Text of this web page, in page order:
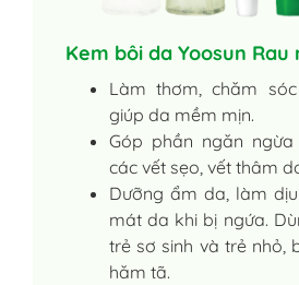
Kem bôi da Yoosun Rau
Làm thơm, chăm
giúp da mềm mịn.
Góp phần ngăn
các vết sẹo, vết thâm
Dưỡng ẩm da, làm
mát da khi bị ngứa.
trẻ sơ sinh và trẻ nhỏ,
hăm tã.